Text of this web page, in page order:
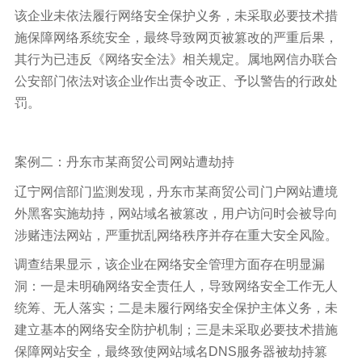
该企业未依法履行网络安全保护义务，未采取必要技术措
施保障网络系统安全，最终导致网页被篡改的严重后果，
其行为已违反《网络安全法》相关规定。属地网信办联合
公安部门依法对该企业作出责令改正、予以警告的行政处
罚。
案例二：丹东市某商贸公司网站遭劫持
辽宁网信部门监测发现，丹东市某商贸公司门户网站遭境
外黑客实施劫持，网站域名被篡改，用户访问时会被导向
涉赌违法网站，严重扰乱网络秩序并存在重大安全风险。
调查结果显示，该企业在网络安全管理方面存在明显漏
洞：一是未明确网络安全责任人，导致网络安全工作无人
统筹、无人落实；二是未履行网络安全保护主体义务，未
建立基本的网络安全防护机制；三是未采取必要技术措施
保障网站安全，最终致使网站域名DNS服务器被劫持篡